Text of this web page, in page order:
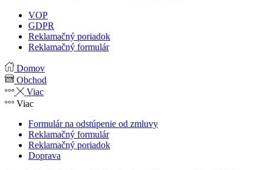
VOP
GDPR
Reklamačný poriadok
Reklamačný formulár
Domov
Obchod
Viac
Viac
Formulár na odstúpenie od zmluvy
Reklamačný formulár
Reklamačný poriadok
Doprava